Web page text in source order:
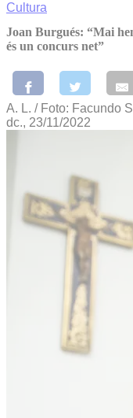
Cultura
Joan Burgués: “Mai
és un concurs net”
A. L. / Foto: Facundo
dc., 23/11/2022